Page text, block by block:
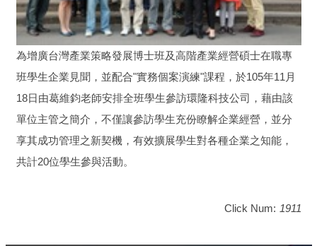
為增廣台灣產業策略發展博士班及高階產業經營碩士在職專
班學生企業見聞，並配合"實務個案演練"課程，於105年11月
18日由葛維鈞老師安排全班學生參訪環隆科技公司，藉由該
單位主管之簡介，不僅讓參訪學生充份瞭解企業經營，並分
享其成功管理之新契機，有效擴展學生對各種企業之知能，
共計20位學生參與活動。
Click Num: 1911